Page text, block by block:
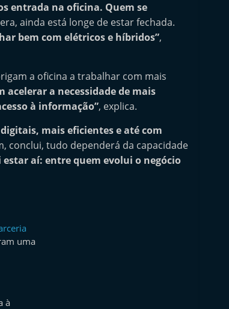
entrada na oficina. Quem se
ainda está longe de estar fechada.
bem com elétricos e híbridos”,
a oficina a trabalhar com mais
acelerar a necessidade de mais
à informação”, explica.
mais eficientes e até com
conclui, tudo dependerá da capacidade
estar aí: entre quem evolui o negócio
uma
à